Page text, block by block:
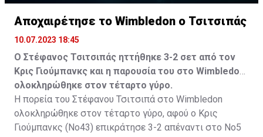
Αποχαιρέτησε το Wimbledon ο Τσιτσιπάς
10.07.2023 18:45
Ο Στέφανος Τσιτσιπάς ηττήθηκε 3-2 σετ από τον
Κρις Γιούμπανκς και η παρουσία του στο Wimbledon
ολοκληρώθηκε στον τέταρτο γύρο.
Η πορεία του Στέφανου Τσιτσιπά στο Wimbledon
ολοκληρώθηκε στον τέταρτο γύρο, αφού ο Κρις
Γιούμπανκς (Νο43) επικράτησε 3-2 απέναντι στο Νο5